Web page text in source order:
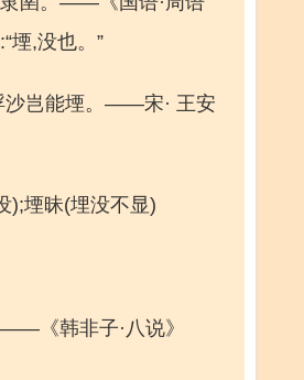
堙,没也。”
沙岂能堙。——宋· 王安
);堙昧(埋没不显)
《韩非子·八说》